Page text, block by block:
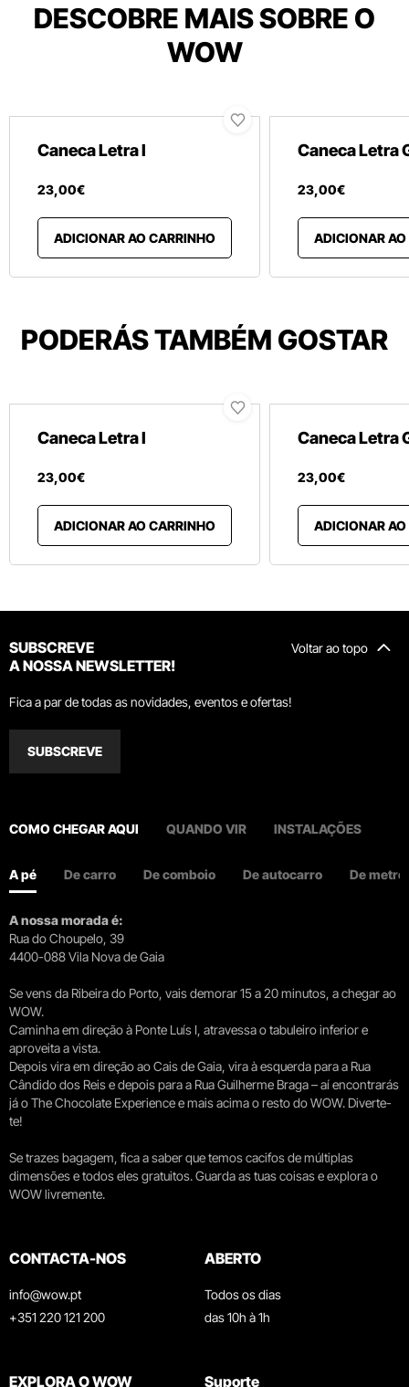
DESCOBRE MAIS SOBRE O
WOW
Caneca Letra I
23,00€
ADICIONAR AO CARRINHO
Caneca Letra
23,00€
ADICIONAR
PODERÁS TAMBÉM GOSTAR
Caneca Letra I
23,00€
ADICIONAR AO CARRINHO
Caneca Letra
23,00€
ADICIONAR
Voltar ao topo
SUBSCREVE
A NOSSA NEWSLETTER!
Fica a par de todas as novidades, eventos e ofertas!
SUBSCREVE
COMO CHEGAR AQUI QUANDO VIR INSTALAÇÕES
A pé De carro De comboio De autocarro De metro
A nossa morada é:
Rua do Choupelo, 39
4400-088 Vila Nova de Gaia
Se vens da Ribeira do Porto, vais demorar 15 a 20 minutos, a chegar ao
WOW.
Caminha em direção à Ponte Luís I, atravessa o tabuleiro inferior e
aproveita a vista.
Depois vira em direção ao Cais de Gaia, vira à esquerda para a Rua
Cândido dos Reis e depois para a Rua Guilherme Braga – aí encontrarás
já o The Chocolate Experience e mais acima o resto do WOW. Diverte-
te!
Se trazes bagagem, fica a saber que temos cacifos de múltiplas
dimensões e todos eles gratuitos. Guarda as tuas coisas e explora o
WOW livremente.
CONTACTA-NOS
info@wow.pt
+351 220 121 200
ABERTO
Todos os dias
das 10h à 1h
EXPLORA O WOW Suporte